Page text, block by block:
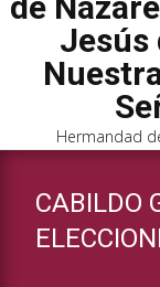
Jesús
Hermandad
CABILDO